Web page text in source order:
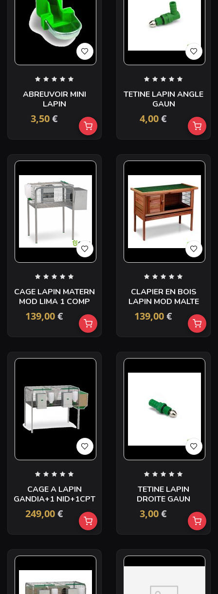
ABREUVOIR MINI
LAPIN
3,50€
TETINE LAPIN ANGLE
GAUN
4,00€
CAGE LAPIN MATERN
MOD LIMA 1 COMP
139,00€
CLAPIER EN BOIS
LAPIN MOD MALTE
139,00€
CAGE A LAPIN
GANDIA+1 NID+1CPT
249,00€
TETINE LAPIN
DROITE GAUN
3,00€